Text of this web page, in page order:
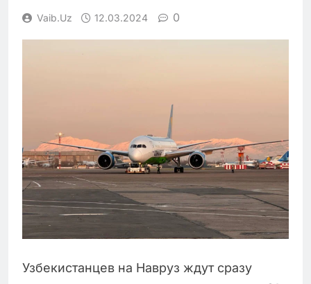
Vaib.uz 12.03.2024 0
Узбекистанцев на Навруз ждут сразу